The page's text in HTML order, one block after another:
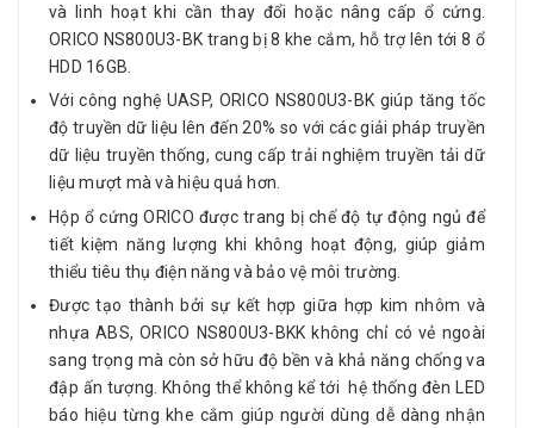
và linh hoạt khi cần thay đổi hoặc nâng cấp ổ cứng.
ORICO NS800U3-BK trang bị 8 khe cắm, hỗ trợ lên tới 8 ổ
HDD 16GB.
Với công nghệ UASP, ORICO NS800U3-BK giúp tăng tốc
độ truyền dữ liệu lên đến 20% so với các giải pháp truyền
dữ liệu truyền thống, cung cấp trải nghiệm truyền tải dữ
liệu mượt mà và hiệu quả hơn.
Hộp ổ cứng ORICO được trang bị chế độ tự động ngủ để
tiết kiệm năng lượng khi không hoạt động, giúp giảm
thiểu tiêu thụ điện năng và bảo vệ môi trường.
Được tạo thành bởi sự kết hợp giữa hợp kim nhôm và
nhựa ABS, ORICO NS800U3-BKK không chỉ có vẻ ngoài
sang trọng mà còn sở hữu độ bền và khả năng chống va
đập ấn tượng. Không thể không kể tới hệ thống đèn LED
báo hiệu từng khe cắm giúp người dùng dễ dàng nhận